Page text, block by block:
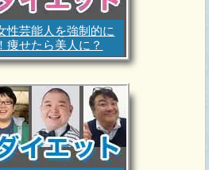
性芸能人を強制的に
痩せたら美人に？